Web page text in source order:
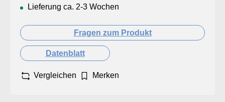
Lieferung ca. 2-3 Wochen
Fragen zum Produkt
Datenblatt
Vergleichen Merken